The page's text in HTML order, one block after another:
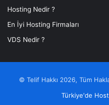
Hosting Nedir ?
En İyi Hosting Firmaları
VDS Nedir ?
© Telif Hakkı 2026, Tüm
Türkiye'de